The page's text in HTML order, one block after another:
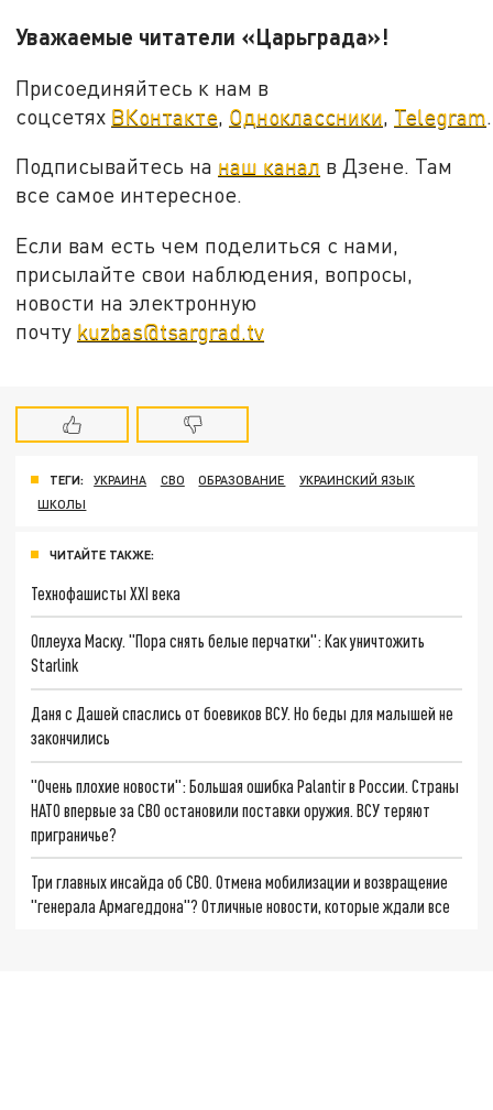
Уважаемые читатели «Царьграда»!
Присоединяйтесь к нам в
соцсетях ВКонтакте, Одноклассники, Telegram.
Подписывайтесь на наш канал в Дзене. Там
все самое интересное.
Если вам есть чем поделиться с нами,
присылайте свои наблюдения, вопросы,
новости на электронную
почту kuzbas@tsargrad.tv
ТЕГИ: УКРАИНА СВО ОБРАЗОВАНИЕ
УКРАИНСКИЙ ЯЗЫК
ШКОЛЫ
ЧИТАЙТЕ ТАКЖЕ:
Технофашисты XXI века
Оплеуха Маску. "Пора снять белые перчатки": Как уничтожить
Starlink
Даня с Дашей спаслись от боевиков ВСУ. Но беды для малышей не
закончились
"Очень плохие новости": Большая ошибка Palantir в России. Страны
НАТО впервые за СВО остановили поставки оружия. ВСУ теряют
приграничье?
Три главных инсайда об СВО. Отмена мобилизации и возвращение
"генерала Армагеддона"? Отличные новости, которые ждали все